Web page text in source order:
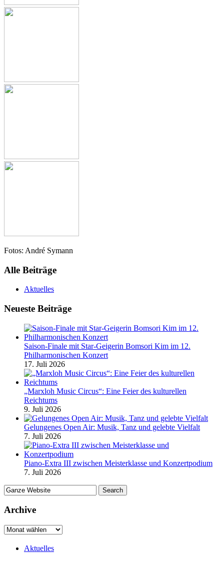
Fotos: André Symann
Alle Beiträge
Aktuelles
Neueste Beiträge
Saison-Finale mit Star-Geigerin Bomsori Kim im 12.
Philharmonischen Konzert
17. Juli 2026
„Marxloh Music Circus“: Eine Feier des kulturellen
Reichtums
9. Juli 2026
Gelungenes Open Air: Musik, Tanz und gelebte Vielfalt
7. Juli 2026
Piano-Extra III zwischen Meisterklasse und Konzertpodium
7. Juli 2026
Archive
Aktuelles